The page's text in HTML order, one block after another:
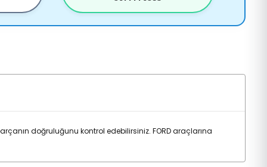
doğruluğunu kontrol edebilirsiniz. FORD araçlarına